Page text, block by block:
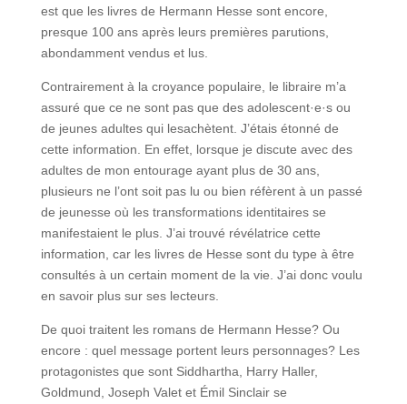
est que les livres de Hermann Hesse sont encore,
presque 100 ans après leurs premières parutions,
abondamment vendus et lus.
Contrairement à la croyance populaire, le libraire m’a
assuré que ce ne sont pas que des adolescent·e·s ou
de jeunes adultes qui lesachètent. J’étais étonné de
cette information. En effet, lorsque je discute avec des
adultes de mon entourage ayant plus de 30 ans,
plusieurs ne l’ont soit pas lu ou bien réfèrent à un passé
de jeunesse où les transformations identitaires se
manifestaient le plus. J’ai trouvé révélatrice cette
information, car les livres de Hesse sont du type à être
consultés à un certain moment de la vie. J’ai donc voulu
en savoir plus sur ses lecteurs.
De quoi traitent les romans de Hermann Hesse? Ou
encore : quel message portent leurs personnages? Les
protagonistes que sont Siddhartha, Harry Haller,
Goldmund, Joseph Valet et Émil Sinclair se